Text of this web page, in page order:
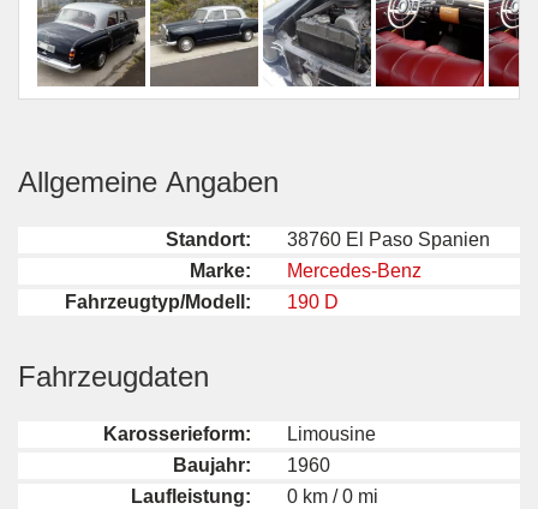
Allgemeine Angaben
Standort:
38760 El Paso Spanien
Marke:
Mercedes-Benz
Fahrzeugtyp/Modell:
190 D
Fahrzeugdaten
Karosserieform:
Limousine
Baujahr:
1960
Laufleistung:
0 km / 0 mi